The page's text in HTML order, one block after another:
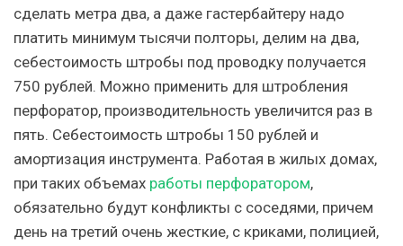
сделать метра два, а даже гастербайтеру надо
платить минимум тысячи полторы, делим на два,
себестоимость штробы под проводку получается
750 рублей. Можно применить для штробления
перфоратор, производительность увеличится раз в
пять. Себестоимость штробы 150 рублей и
амортизация инструмента. Работая в жилых домах,
при таких объемах работы перфоратором,
обязательно будут конфликты с соседями, причем
день на третий очень жесткие, с криками, полицией,